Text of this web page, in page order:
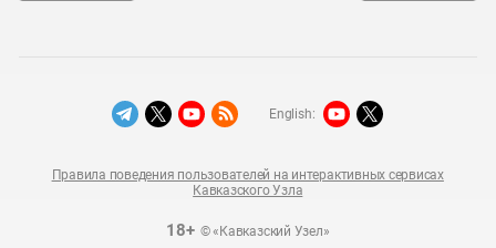
18+© «Кавказский Узел»
Правила поведения пользователей на интерактивных сервисах
Кавказского Узла
English: